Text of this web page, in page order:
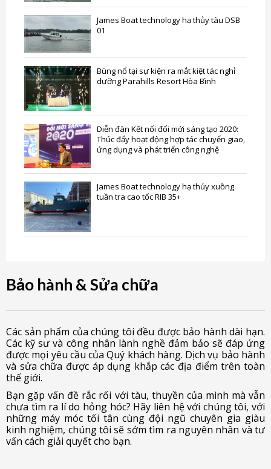
James Boat technology hạ thủy tàu DSB
01
Bùng nổ tại sự kiện ra mắt kiệt tác nghỉ
dưỡng Parahills Resort Hòa Bình
Diễn đàn Kết nối đổi mới sáng tạo 2020:
Thúc đẩy hoạt động hợp tác chuyển giao,
ứng dụng và phát triển công nghệ
James Boat technology hạ thủy xuồng
tuần tra cao tốc RIB 35+
Bảo hành & Sửa chữa
Các sản phẩm của chúng tôi đều được bảo hành dài hạn.
Các kỹ sư và công nhân lành nghề đảm bảo sẽ đáp ứng
được mọi yêu cầu của Quý khách hàng. Dịch vụ bảo hành
và sửa chữa được áp dụng khắp các địa điểm trên toàn
thế giới.
Bạn gặp vấn đề rắc rối với tàu, thuyền của mình mà vẫn
chưa tìm ra lí do hỏng hóc? Hãy liên hệ với chúng tôi, với
những máy móc tối tân cùng đội ngũ chuyên gia giàu
kinh nghiệm, chúng tôi sẽ sớm tìm ra nguyên nhân và tư
vấn cách giải quyết cho bạn.